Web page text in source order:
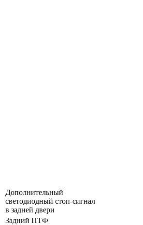
Дополнительный
светодиодный стоп-сигнал
в задней двери
Задний ПТФ